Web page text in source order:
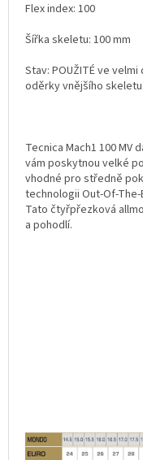
Flex index: 100
Šířka skeletu: 100 mm
Stav: POUŽITÉ ve
oděrky vnějšího
Tecnica Mach1 100
vám poskytnou velké
vhodné pro středně
technologii Out-Of-
Tato čtyřpřezková
a pohodlí.